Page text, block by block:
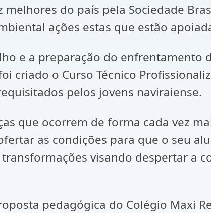
melhores do país pela Sociedade
ações estas que estão
a preparação do enfrentamento
criado o Curso Técnico
pelos jovens naviraiense.
ocorrem de forma cada vez
as condições para que o seu
visando despertar a
pedagógica do Colégio Maxi